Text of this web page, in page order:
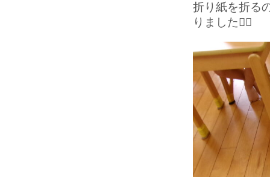
折り紙を折る
りました❤️‍🔥